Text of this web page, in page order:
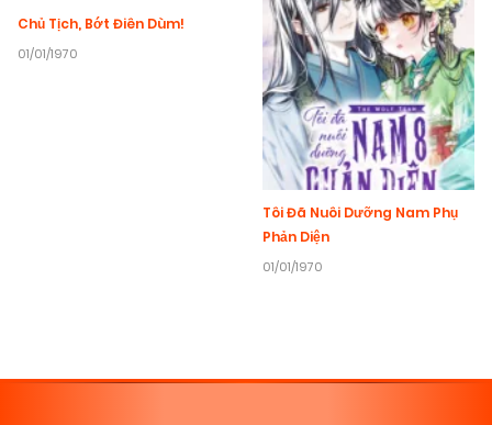
Chủ Tịch, Bớt Điên Dùm!
01/01/1970
Tôi Đã Nuôi Dưỡng Nam Phụ
Phản Diện
01/01/1970